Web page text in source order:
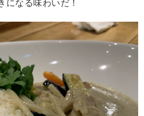
になる味わいだ！